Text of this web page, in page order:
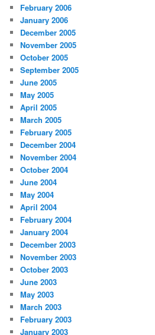
February 2006
January 2006
December 2005
November 2005
October 2005
September 2005
June 2005
May 2005
April 2005
March 2005
February 2005
December 2004
November 2004
October 2004
June 2004
May 2004
April 2004
February 2004
January 2004
December 2003
November 2003
October 2003
June 2003
May 2003
March 2003
February 2003
January 2003